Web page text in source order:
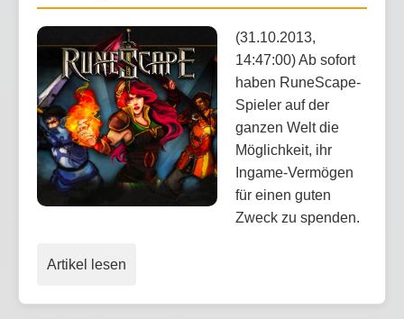
(31.10.2013,
14:47:00) Ab sofort
haben RuneScape-
Spieler auf der
ganzen Welt die
Möglichkeit, ihr
Ingame-Vermögen
für einen guten
Zweck zu spenden.
Artikel lesen